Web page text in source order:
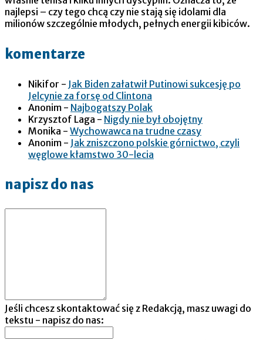
najlepsi – czy tego chcą czy nie stają się idolami dla
milionów szczególnie młodych, pełnych energii kibiców.
komentarze
Nikifor - Jak Biden załatwił Putinowi sukcesję po
Jelcynie za forsę od Clintona
Anonim - Najbogatszy Polak
Krzysztof Laga - Nigdy nie był obojętny
Monika - Wychowawca na trudne czasy
Anonim - Jak zniszczono polskie górnictwo, czyli
węglowe kłamstwo 30-lecia
napisz do nas
Jeśli chcesz skontaktować się z Redakcją, masz uwagi do
tekstu - napisz do nas: